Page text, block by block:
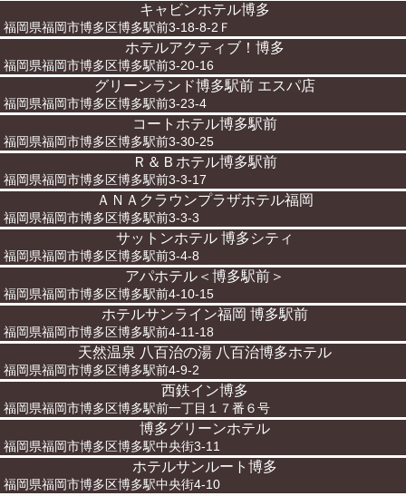
キャビンホテル博多
福岡県福岡市博多区博多駅前3-18-8-2Ｆ
ホテルアクティブ！博多
福岡県福岡市博多区博多駅前3-20-16
グリーンランド博多駅前 エスパ店
福岡県福岡市博多区博多駅前3-23-4
コートホテル博多駅前
福岡県福岡市博多区博多駅前3-30-25
Ｒ＆Ｂホテル博多駅前
福岡県福岡市博多区博多駅前3-3-17
ＡＮＡクラウンプラザホテル福岡
福岡県福岡市博多区博多駅前3-3-3
サットンホテル 博多シティ
福岡県福岡市博多区博多駅前3-4-8
アパホテル＜博多駅前＞
福岡県福岡市博多区博多駅前4-10-15
ホテルサンライン福岡 博多駅前
福岡県福岡市博多区博多駅前4-11-18
天然温泉 八百治の湯 八百治博多ホテル
福岡県福岡市博多区博多駅前4-9-2
西鉄イン博多
福岡県福岡市博多区博多駅前一丁目１７番６号
博多グリーンホテル
福岡県福岡市博多区博多駅中央街3-11
ホテルサンルート博多
福岡県福岡市博多区博多駅中央街4-10